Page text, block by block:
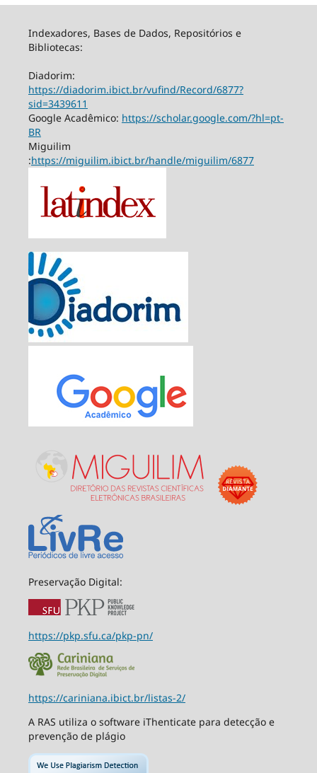
Indexadores, Bases de Dados, Repositórios e
Bibliotecas:
Diadorim:
https://diadorim.ibict.br/vufind/Record/6877?
sid=3439611
Google Acadêmico: https://scholar.google.com/?hl=pt-
BR
Miguilim
:https://miguilim.ibict.br/handle/miguilim/6877
Preservação Digital:
https://pkp.sfu.ca/pkp-pn/
https://cariniana.ibict.br/listas-2/
A RAS utiliza o software iThenticate para detecção e
prevenção de plágio